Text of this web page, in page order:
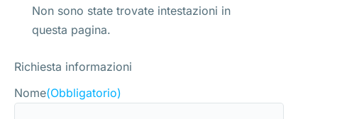
Non sono state trovate intestazioni in
questa pagina.
Richiesta informazioni
Nome(Obbligatorio)